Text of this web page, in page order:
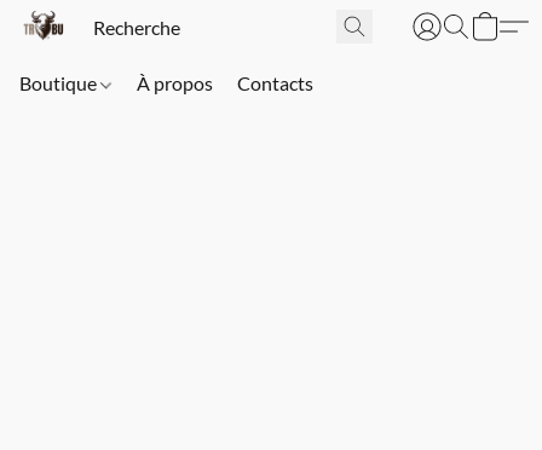
Boutique À propos Contacts